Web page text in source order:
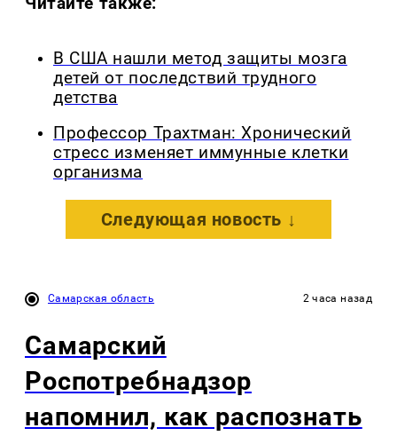
В США нашли метод защиты мозга
детей от последствий трудного
детства
Профессор Трахтман: Хронический
стресс изменяет иммунные клетки
организма
Следующая новость ↓
Самарская область 2 часа назад
Самарский
Роспотребнадзор
напомнил, как распознать